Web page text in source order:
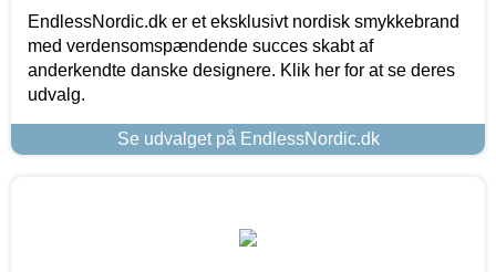
EndlessNordic.dk er et eksklusivt nordisk smykkebrand
med verdensomspændende succes skabt af
anderkendte danske designere. Klik her for at se deres
udvalg.
Se udvalget på EndlessNordic.dk